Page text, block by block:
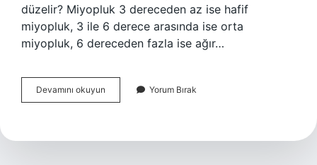
düzelir? Miyopluk 3 dereceden az ise hafif
miyopluk, 3 ile 6 derece arasında ise orta
miyopluk, 6 dereceden fazla ise ağır…
Devamını okuyun
Ameliyatsız
Yorum Bırak